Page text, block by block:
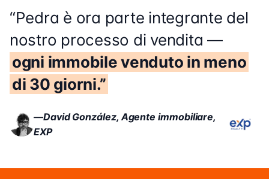
“Pedra è ora parte integrante del
nostro processo di vendita —
ogni immobile venduto in meno
di 30 giorni.”
—David González,Agente immobiliare,
EXP